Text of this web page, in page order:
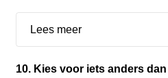
Lees meer
10. Kies voor iets anders